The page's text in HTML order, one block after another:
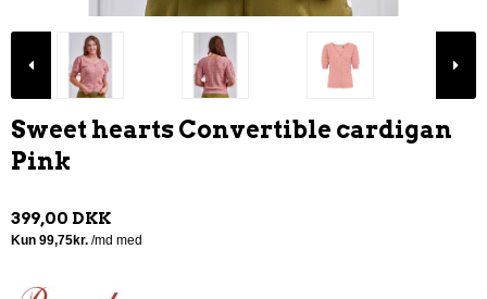
Sweet hearts Convertible cardigan
Pink
399,00 DKK